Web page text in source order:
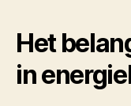
Het
in